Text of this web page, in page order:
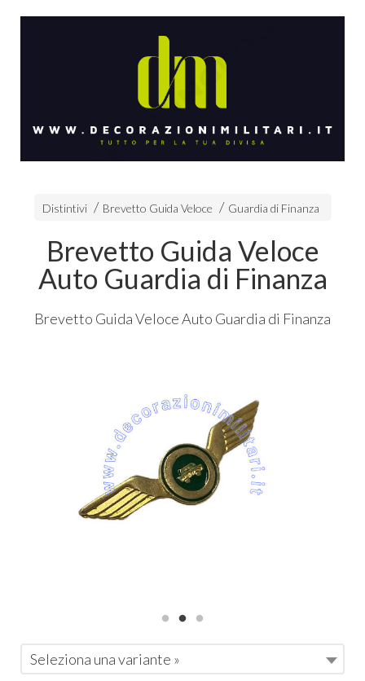
Distintivi Brevetto Guida Veloce Guardia di Finanza
Brevetto Guida Veloce
Auto Guardia di Finanza
Brevetto Guida Veloce Auto Guardia di Finanza
Seleziona una variante »